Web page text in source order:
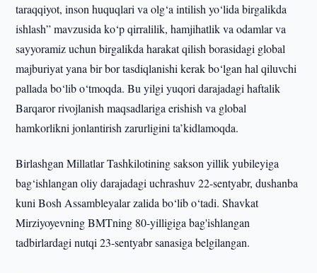
taraqqiyot, inson huquqlari va olg‘a intilish yo‘lida birgalikda
ishlash” mavzusida ko‘p qirralilik, hamjihatlik va odamlar va
sayyoramiz uchun birgalikda harakat qilish borasidagi global
majburiyat yana bir bor tasdiqlanishi kerak bo‘lgan hal qiluvchi
pallada bo‘lib o‘tmoqda. Bu yilgi yuqori darajadagi haftalik
Barqaror rivojlanish maqsadlariga erishish va global
hamkorlikni jonlantirish zarurligini ta’kidlamoqda.
Birlashgan Millatlar Tashkilotining sakson yillik yubileyiga
bag‘ishlangan oliy darajadagi uchrashuv 22-sentyabr, dushanba
kuni Bosh Assambleyalar zalida bo‘lib o‘tadi. Shavkat
Mirziyoyevning BMTning 80-yilligiga bag'ishlangan
tadbirlardagi nutqi 23-sentyabr sanasiga belgilangan.